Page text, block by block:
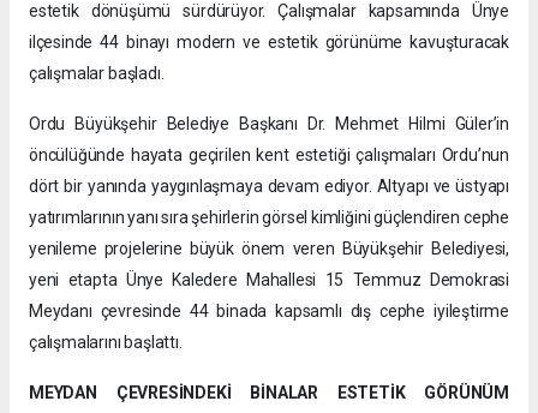
estetik dönüşümü sürdürüyor. Çalışmalar kapsamında Ünye
ilçesinde 44 binayı modern ve estetik görünüme kavuşturacak
çalışmalar başladı.
Ordu Büyükşehir Belediye Başkanı Dr. Mehmet Hilmi Güler’in
öncülüğünde hayata geçirilen kent estetiği çalışmaları Ordu’nun
dört bir yanında yaygınlaşmaya devam ediyor. Altyapı ve üstyapı
yatırımlarının yanı sıra şehirlerin görsel kimliğini güçlendiren cephe
yenileme projelerine büyük önem veren Büyükşehir Belediyesi,
yeni etapta Ünye Kaledere Mahallesi 15 Temmuz Demokrasi
Meydanı çevresinde 44 binada kapsamlı dış cephe iyileştirme
çalışmalarını başlattı.
MEYDAN ÇEVRESİNDEKİ BİNALAR ESTETİK GÖRÜNÜM